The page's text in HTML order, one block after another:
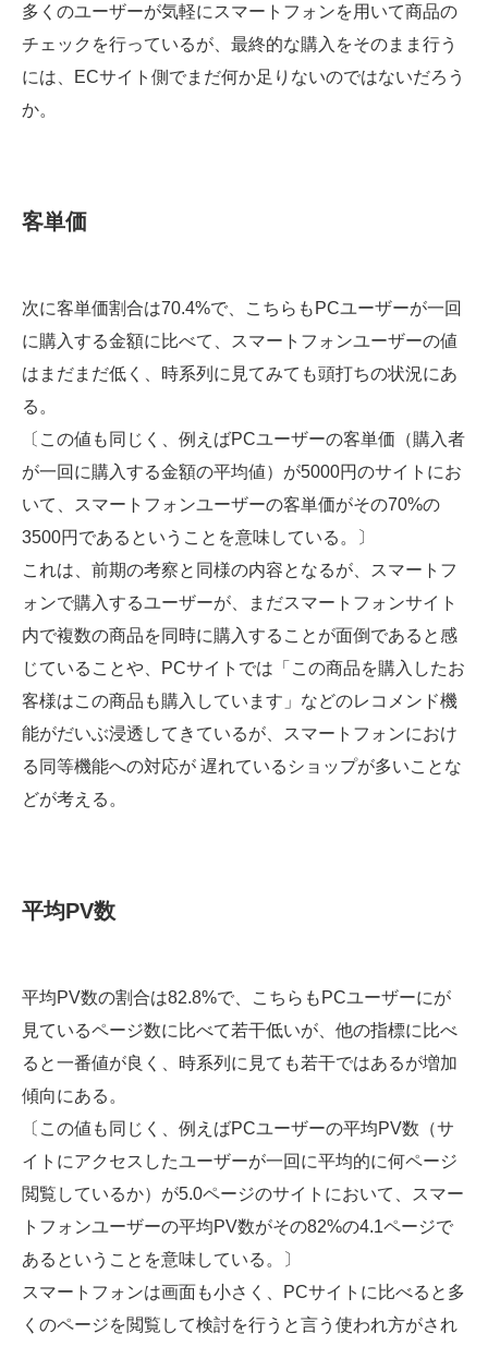
多くのユーザーが気軽にスマートフォンを用いて商品の
チェックを行っているが、最終的な購入をそのまま行う
には、ECサイト側でまだ何か足りないのではないだろう
か。
客単価
次に客単価割合は70.4%で、こちらもPCユーザーが一回
に購入する金額に比べて、スマートフォンユーザーの値
はまだまだ低く、時系列に見てみても頭打ちの状況にあ
る。
〔この値も同じく、例えばPCユーザーの客単価（購入者
が一回に購入する金額の平均値）が5000円のサイトにお
いて、スマートフォンユーザーの客単価がその70%の
3500円であるということを意味している。〕
これは、前期の考察と同様の内容となるが、スマートフ
ォンで購入するユーザーが、まだスマートフォンサイト
内で複数の商品を同時に購入することが面倒であると感
じていることや、PCサイトでは「この商品を購入したお
客様はこの商品も購入しています」などのレコメンド機
能がだいぶ浸透してきているが、スマートフォンにおけ
る同等機能への対応が 遅れているショップが多いことな
どが考える。
平均PV数
平均PV数の割合は82.8%で、こちらもPCユーザーにが
見ているページ数に比べて若干低いが、他の指標に比べ
ると一番値が良く、時系列に見ても若干ではあるが増加
傾向にある。
〔この値も同じく、例えばPCユーザーの平均PV数（サ
イトにアクセスしたユーザーが一回に平均的に何ページ
閲覧しているか）が5.0ページのサイトにおいて、スマー
トフォンユーザーの平均PV数がその82%の4.1ページで
あるということを意味している。〕
スマートフォンは画面も小さく、PCサイトに比べると多
くのページを閲覧して検討を行うと言う使われ方がされ